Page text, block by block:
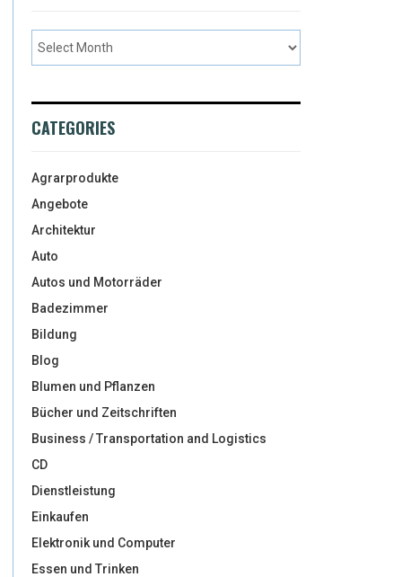
CATEGORIES
Agrarprodukte
Angebote
Architektur
Auto
Autos und Motorräder
Badezimmer
Bildung
Blog
Blumen und Pflanzen
Bücher und Zeitschriften
Business / Transportation and Logistics
CD
Dienstleistung
Einkaufen
Elektronik und Computer
Essen und Trinken